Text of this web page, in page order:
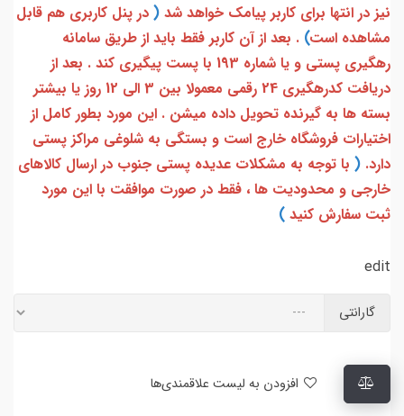
نیز در انتها برای کاربر پیامک خواهد شد ( در پنل کاربری هم قابل
مشاهده است) . بعد از آن کاربر فقط باید از طریق سامانه
رهگیری پستی و یا شماره 193 با پست پیگیری کند . بعد از
دریافت کدرهگیری 24 رقمی معمولا بین 3 الی 12 روز یا بیشتر
بسته ها به گیرنده تحویل داده میشن . این مورد بطور کامل از
اختیارات فروشگاه خارج است و بستگی به شلوغی مراکز پستی
دارد. ( با توجه به مشکلات عدیده پستی جنوب در ارسال کالاهای
خارجی و محدودیت ها ، فقط در صورت موافقت با این مورد
ثبت سفارش کنید )
edit
گارانتی